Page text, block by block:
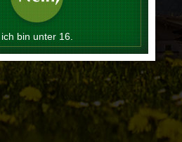
ich bin unter 16.